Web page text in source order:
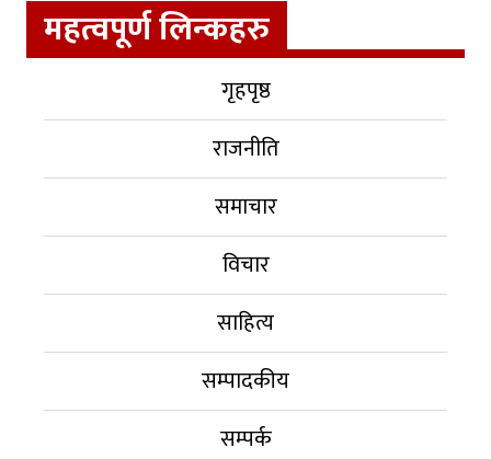
महत्वपूर्ण लिन्कहरु
गृहपृष्ठ
राजनीति
समाचार
विचार
साहित्य
सम्पादकीय
सम्पर्क